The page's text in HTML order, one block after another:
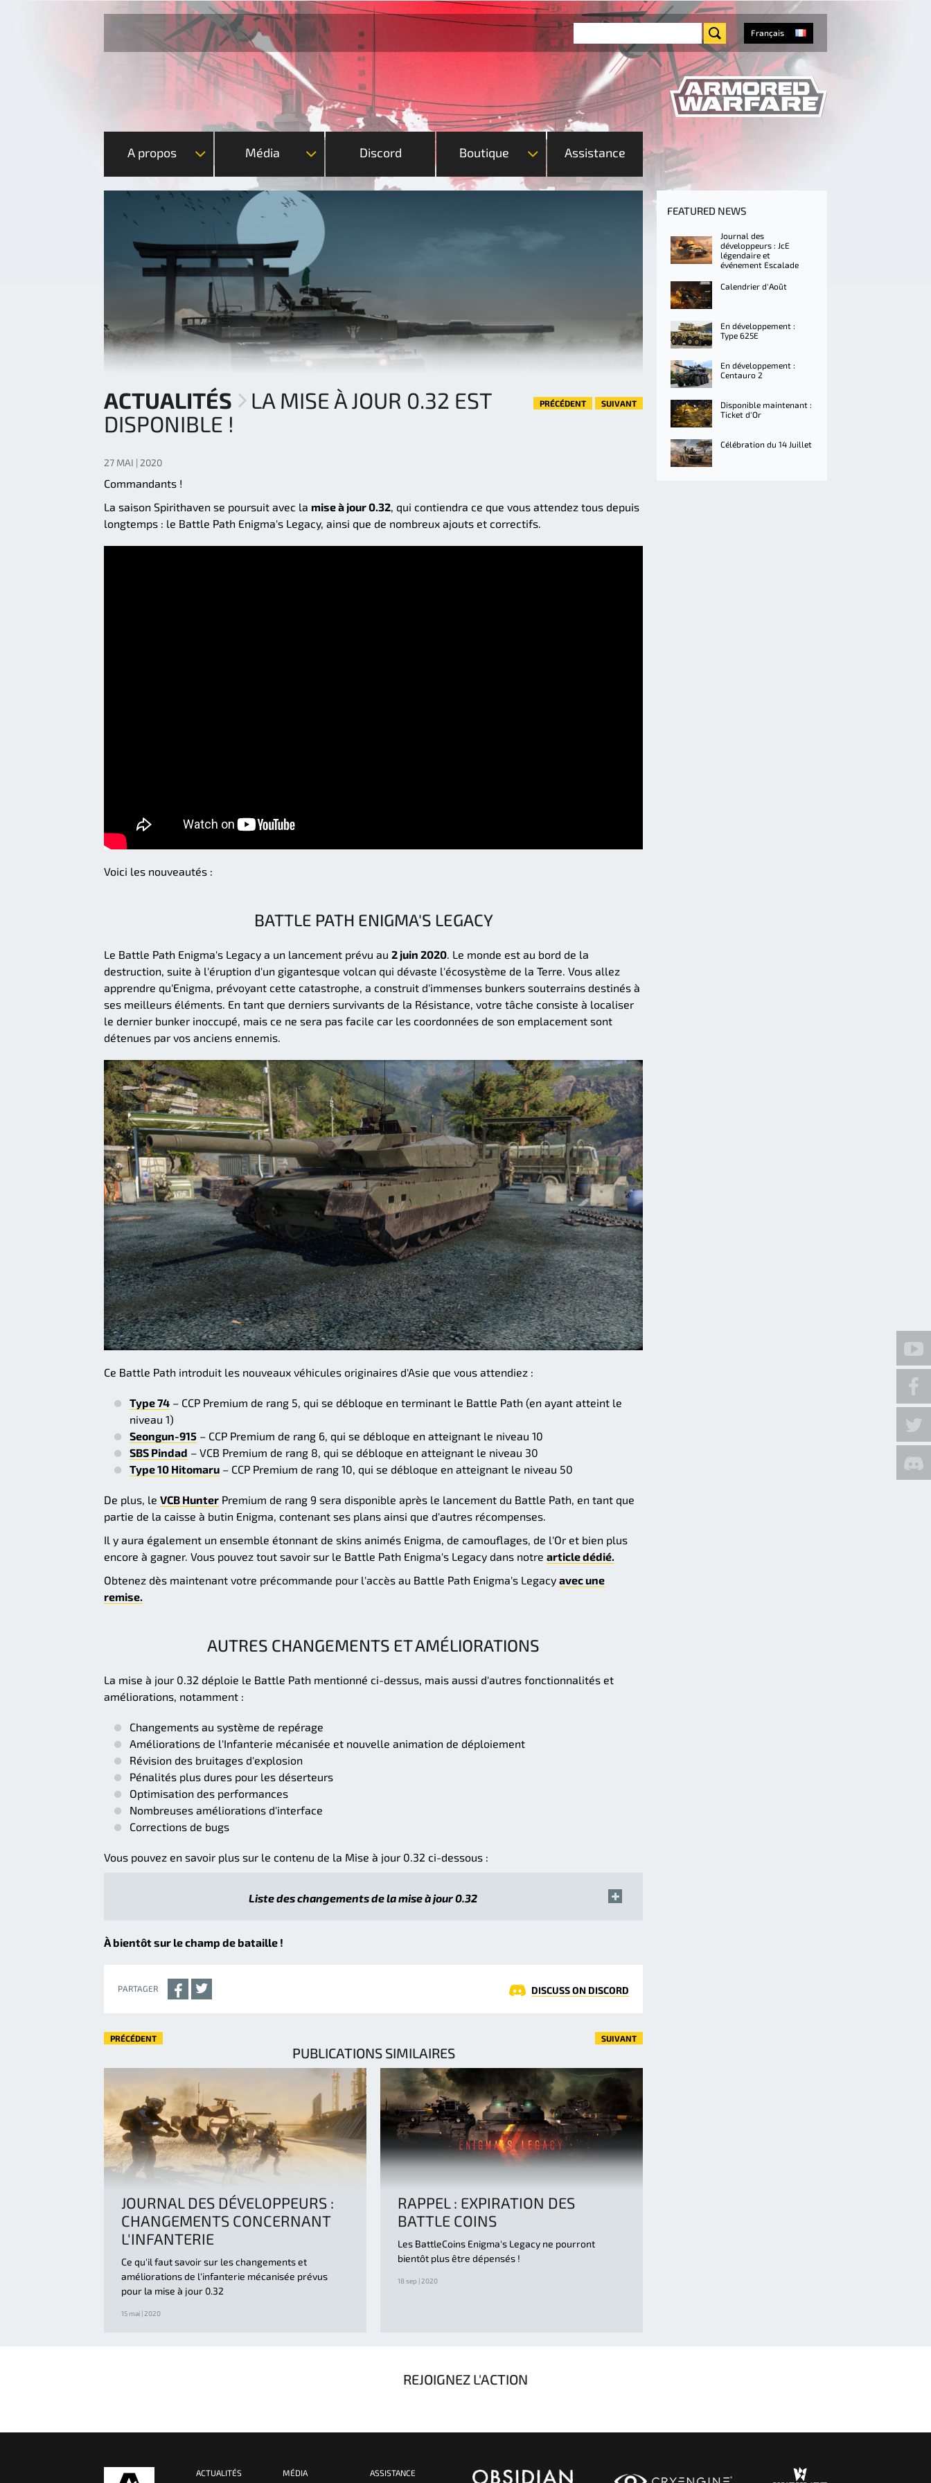
Français
A propos Média Discord Boutique Assistance
ACTUALITÉS
LA MISE À JOUR 0.32 EST
DISPONIBLE !
PRÉCÉDENT SUIVANT
27 MAI | 2020
Commandants !
La saison Spirithaven se poursuit avec la mise à jour 0.32, qui contiendra ce que vous attendez tous depuis
longtemps : le Battle Path Enigma's Legacy, ainsi que de nombreux ajouts et correctifs.
Voici les nouveautés :
BATTLE PATH ENIGMA'S LEGACY
Le Battle Path Enigma's Legacy a un lancement prévu au 2 juin 2020. Le monde est au bord de la
destruction, suite à l'éruption d'un gigantesque volcan qui dévaste l'écosystème de la Terre. Vous allez
apprendre qu'Enigma, prévoyant cette catastrophe, a construit d'immenses bunkers souterrains destinés à
ses meilleurs éléments. En tant que derniers survivants de la Résistance, votre tâche consiste à localiser
le dernier bunker inoccupé, mais ce ne sera pas facile car les coordonnées de son emplacement sont
détenues par vos anciens ennemis.
Ce Battle Path introduit les nouveaux véhicules originaires d'Asie que vous attendiez :
Type 74 – CCP Premium de rang 5, qui se débloque en terminant le Battle Path (en ayant atteint le
niveau 1)
Seongun-915 – CCP Premium de rang 6, qui se débloque en atteignant le niveau 10
SBS Pindad – VCB Premium de rang 8, qui se débloque en atteignant le niveau 30
Type 10 Hitomaru – CCP Premium de rang 10, qui se débloque en atteignant le niveau 50
De plus, le VCB Hunter Premium de rang 9 sera disponible après le lancement du Battle Path, en tant que
partie de la caisse à butin Enigma, contenant ses plans ainsi que d'autres récompenses.
Il y aura également un ensemble étonnant de skins animés Enigma, de camouflages, de l'Or et bien plus
encore à gagner. Vous pouvez tout savoir sur le Battle Path Enigma's Legacy dans notre article dédié.
Obtenez dès maintenant votre précommande pour l'accès au Battle Path Enigma's Legacy avec une
remise.
AUTRES CHANGEMENTS ET AMÉLIORATIONS
La mise à jour 0.32 déploie le Battle Path mentionné ci-dessus, mais aussi d'autres fonctionnalités et
améliorations, notamment :
Changements au système de repérage
Améliorations de l'Infanterie mécanisée et nouvelle animation de déploiement
Révision des bruitages d'explosion
Pénalités plus dures pour les déserteurs
Optimisation des performances
Nombreuses améliorations d'interface
Corrections de bugs
Vous pouvez en savoir plus sur le contenu de la Mise à jour 0.32 ci-dessous :
Liste des changements de la mise à jour 0.32
À bientôt sur le champ de bataille !
PARTAGER DISCUSS ON DISCORD
PRÉCÉDENT SUIVANT
PUBLICATIONS SIMILAIRES
JOURNAL DES DÉVELOPPEURS :
CHANGEMENTS CONCERNANT
L'INFANTERIE
Ce qu'il faut savoir sur les changements et
améliorations de l'infanterie mécanisée prévus
pour la mise à jour 0.32
15 mai | 2020
RAPPEL : EXPIRATION DES
BATTLE COINS
Les BattleCoins Enigma's Legacy ne pourront
bientôt plus être dépensés !
18 sep | 2020
FEATURED NEWS
Journal des
développeurs : JcE
légendaire et
événement Escalade
Calendrier d'Août
En développement :
Type 625E
En développement :
Centauro 2
Disponible maintenant :
Ticket d'Or
Célébration du 14 Juillet
REJOIGNEZ L'ACTION
ACTUALITÉS MÉDIA ASSISTANCE